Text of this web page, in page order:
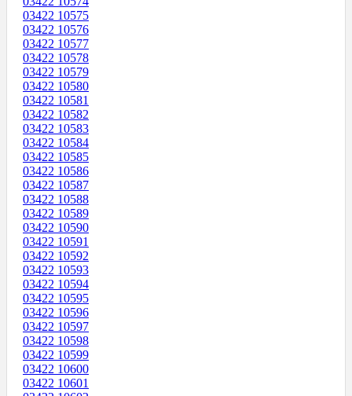
03422 10575
03422 10576
03422 10577
03422 10578
03422 10579
03422 10580
03422 10581
03422 10582
03422 10583
03422 10584
03422 10585
03422 10586
03422 10587
03422 10588
03422 10589
03422 10590
03422 10591
03422 10592
03422 10593
03422 10594
03422 10595
03422 10596
03422 10597
03422 10598
03422 10599
03422 10600
03422 10601